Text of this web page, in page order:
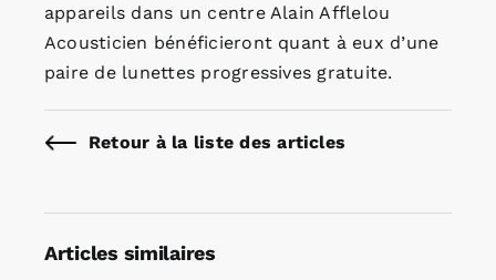
appareils dans un centre Alain Afflelou
Acousticien bénéficieront quant à eux d’une
paire de lunettes progressives gratuite.
Retour à la liste des articles
Articles similaires